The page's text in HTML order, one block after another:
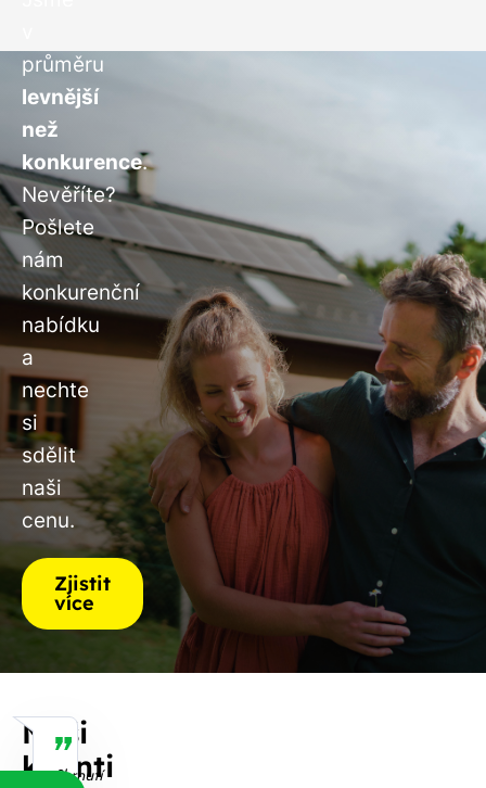
průměru
levnější
než
konkurence.
Nevěříte?
Pošlete
nám
konkurenční
nabídku
a
nechte
si
sdělit
naši
cenu.
Zjistit
více
Naši
klienti
Shrnutí